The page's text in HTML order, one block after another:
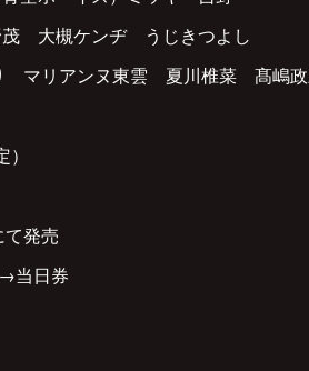
大槻ケンヂ うじきつよし
リアンヌ東雲 夏川椎菜 髙嶋政
発売
当日券